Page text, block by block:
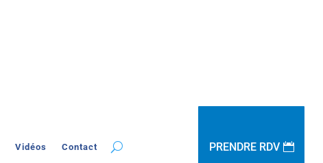
Vidéos Contact PRENDRE RDV